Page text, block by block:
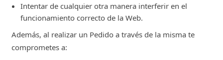
Intentar de cualquier otra manera interferir en el
funcionamiento correcto de la Web.
Además, al realizar un Pedido a través de la misma te
comprometes a: